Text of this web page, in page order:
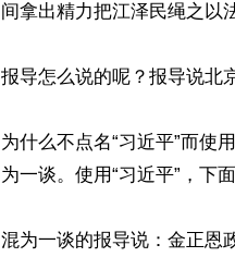
间拿出精力把江泽民绳之以
报导怎么说的呢？报导说北
为什么不点名“习近平”而使
为一谈。使用“习近平”，下
混为一谈的报导说：金正恩